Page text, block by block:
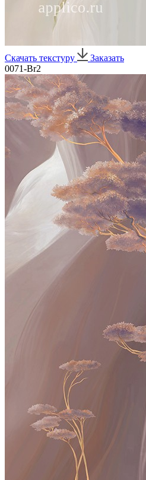
Скачать текстуру
Заказать
0071-Br2